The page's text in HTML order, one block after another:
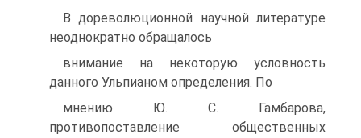
В дореволюционной научной литературе
неоднократно обращалось
внимание на некоторую условность
данного Ульпианом определения. По
мнению Ю. С. Гамбарова,
противопоставление общественных